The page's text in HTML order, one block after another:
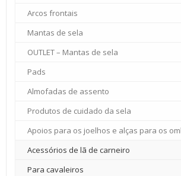
Arcos frontais
Mantas de sela
OUTLET – Mantas de sela
Pads
Almofadas de assento
Produtos de cuidado da sela
Apoios para os joelhos e alças para os
Acessórios de lã de carneiro
Para cavaleiros